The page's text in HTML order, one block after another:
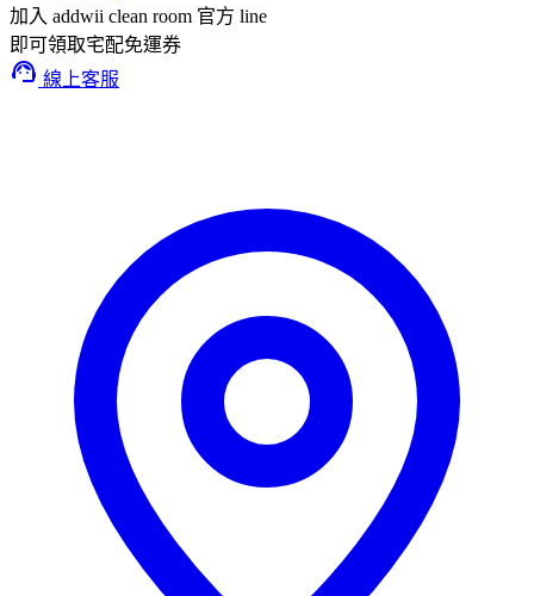
加入 addwii clean room 官方 line
即可領取宅配免運券
support_agent 線上客服